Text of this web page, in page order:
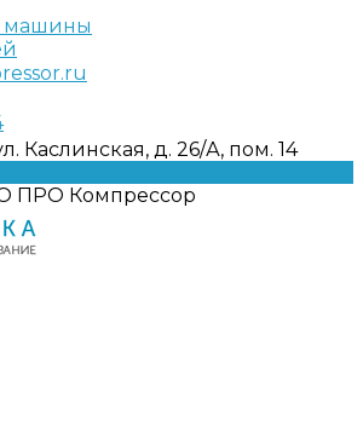
машины
Каслинская, д. 26/А, пом. 14
ПРО Компрессор